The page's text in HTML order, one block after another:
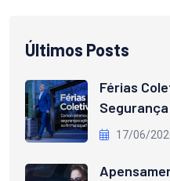
Últimos Posts
Férias
Segurança
17/06/